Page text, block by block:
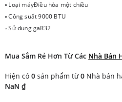
▫ Loại máyĐiều hòa một chiều
▫ Công suất 9000 BTU
▫ Sử dụng gaR32
Mua Sắm Rẻ Hơn Từ Các Nhà Bán
Hiện có 0 sản phẩm từ0 Nhà bán
NaN ₫